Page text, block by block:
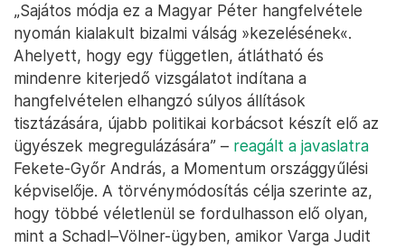
„Sajátos módja ez a Magyar Péter hangfelvétele
nyomán kialakult bizalmi válság »kezelésének«.
Ahelyett, hogy egy független, átlátható és
mindenre kiterjedő vizsgálatot indítana a
hangfelvételen elhangzó súlyos állítások
tisztázására, újabb politikai korbácsot készít elő az
ügyészek megregulázására” – reagált a javaslatra
Fekete-Győr András, a Momentum országgyűlési
képviselője. A törvénymódosítás célja szerinte az,
hogy többé véletlenül se fordulhasson elő olyan,
mint a Schadl–Völner-ügyben, amikor Varga Judit